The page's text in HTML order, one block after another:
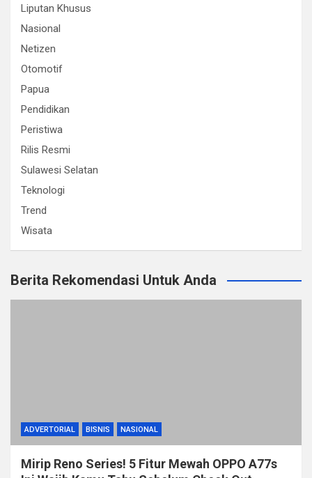
Liputan Khusus
Nasional
Netizen
Otomotif
Papua
Pendidikan
Peristiwa
Rilis Resmi
Sulawesi Selatan
Teknologi
Trend
Wisata
Berita Rekomendasi Untuk Anda
ADVERTORIAL BISNIS NASIONAL
Mirip Reno Series! 5 Fitur Mewah OPPO A77s